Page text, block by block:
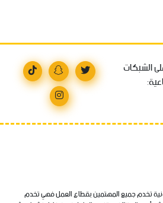
الشبكات
تخدم جميع المهتمين بقطاع العمل فهي تخدم